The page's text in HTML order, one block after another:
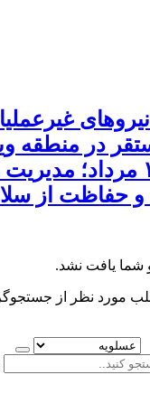
در منطقه
روز دوشنبه ۱۲ مرداد؛
حفاظت از
شما یافت نشد.
مورد نظر از جستجوگر